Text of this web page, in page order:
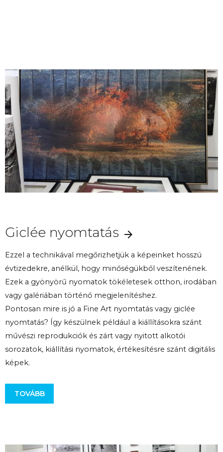
Giclée nyomtatás
Ezzel a technikával megőrizhetjük a képeinket hosszú
évtizedekre, anélkül, hogy minőségükből veszítenének.
Ezek a gyönyörű nyomatok tökéletesek otthon, irodában
vagy galériában történő megjelenítéshez.
Pontosan mire is jó a Fine Art nyomtatás vagy giclée
nyomtatás? Így készülnek például a kiállításokra szánt
művészi reprodukciók és zárt vagy nyitott alkotói
sorozatok, kiállítási nyomatok, értékesítésre szánt digitális
képek.
TOVÁBB